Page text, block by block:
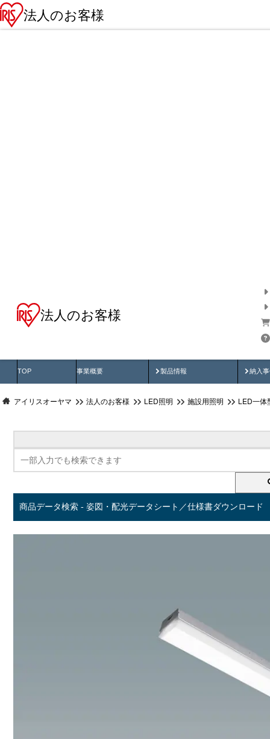
法人のお客様
法人のお客様
TOP 事業概要 製品情報
製品動画 納入
納
アイリスオーヤマ 法人のお客様 LED照明 施設用照明 LED一体
商品データ検索 - 姿図・配光データシート／仕様書ダウンロード